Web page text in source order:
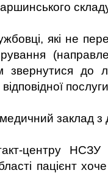
які не
звернутися до
медичний заклад
центру
пацієнт